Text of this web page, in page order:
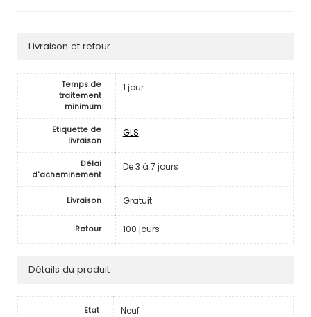
Livraison et retour
Temps de
traitement
minimum
1 jour
Etiquette de
livraison
GLS
Délai
d'acheminement
De 3 à 7 jours
Livraison Gratuit
Retour 100 jours
Détails du produit
Etat Neuf